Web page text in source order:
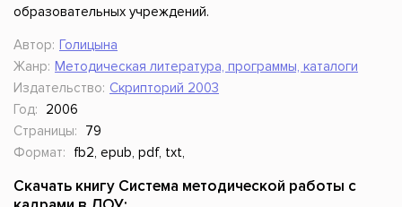
образовательных учреждений.
Автор: Голицына
Жанр: Методическая литература, программы, каталоги
Издательство: Скрипторий 2003
Год:
2006
Страницы:
79
Формат:
fb2, epub, pdf, txt,
Скачать книгу Система методической работы с